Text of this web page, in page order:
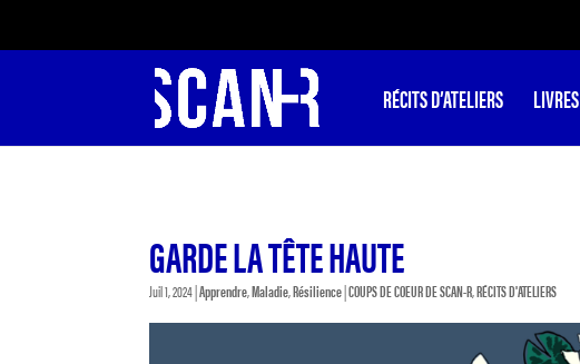
RÉCITS D’ATELIERS LIVRES
GARDE LA TÊTE HAUTE
Juil 1, 2024|Apprendre,Maladie,Résilience|COUPS DE COEUR DE SCAN-R,RÉCITS D'ATELIERS